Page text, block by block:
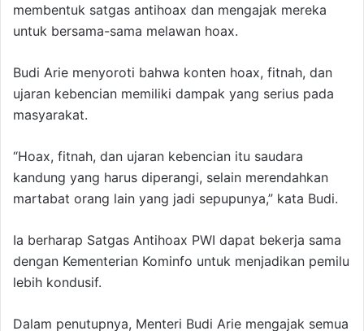
membentuk satgas antihoax dan mengajak mereka
untuk bersama-sama melawan hoax.
Budi Arie menyoroti bahwa konten hoax, fitnah, dan
ujaran kebencian memiliki dampak yang serius pada
masyarakat.
“Hoax, fitnah, dan ujaran kebencian itu saudara
kandung yang harus diperangi, selain merendahkan
martabat orang lain yang jadi sepupunya,” kata Budi.
Ia berharap Satgas Antihoax PWI dapat bekerja sama
dengan Kementerian Kominfo untuk menjadikan pemilu
lebih kondusif.
Dalam penutupnya, Menteri Budi Arie mengajak semua